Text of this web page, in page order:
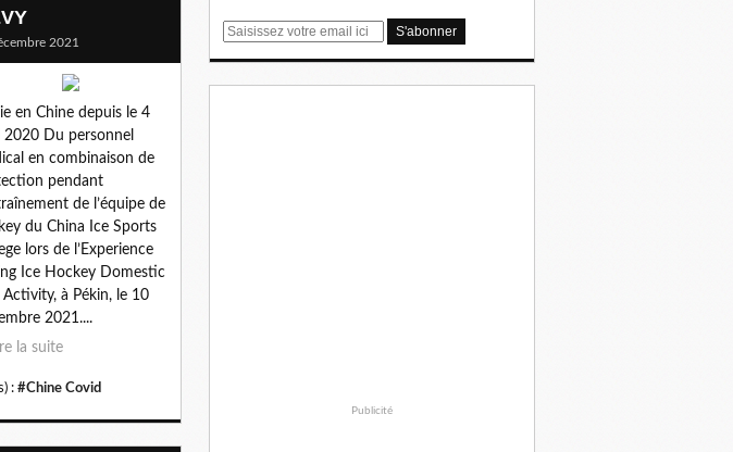
2021
en Chine depuis le 4
2020 Du personnel
en combinaison de
pendant
de l’équipe de
du China Ice Sports
lors de l’Experience
Ice Hockey Domestic
Activity, à Pékin, le 10
2021....
la suite
: #Chine Covid
E
Publicité